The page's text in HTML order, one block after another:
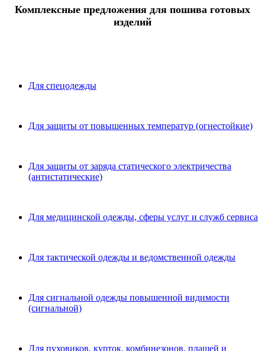
Комплексные предложения для пошива готовых
изделий
Для спецодежды
Для защиты от повышенных температур (огнестойкие)
Для защиты от заряда статического электричества
(антистатические)
Для медицинской одежды, сферы услуг и служб сервиса
Для тактической одежды и ведомственной одежды
Для сигнальной одежды повышенной видимости
(сигнальной)
Для пуховиков, курток, комбинезонов, плащей и